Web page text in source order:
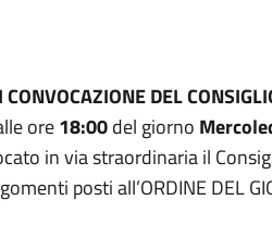
DEL
ore18:00del giorno
in via straordinaria il
posti all’ORDINE DEL